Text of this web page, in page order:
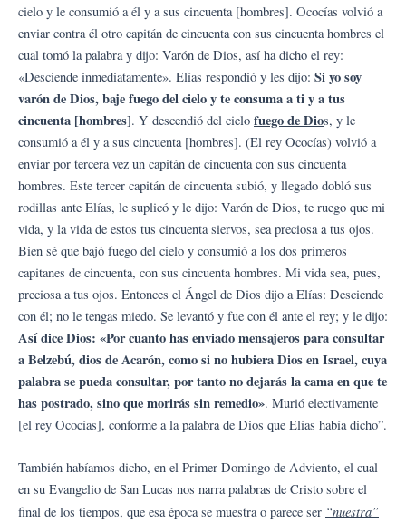
cielo y le consumió a él y a sus cincuenta [hombres]. Ococías volvió a
enviar contra él otro capitán de cincuenta con sus cincuenta hombres el
cual tomó la palabra y dijo: Varón de Dios, así ha dicho el rey:
«Desciende inmediatamente». Elías respondió y les dijo: Si yo soy
varón de Dios, baje fuego del cielo y te consuma a ti y a tus
cincuenta [hombres]. Y descendió del cielo fuego de Dios, y le
consumió a él y a sus cincuenta [hombres]. (El rey Ococías) volvió a
enviar por tercera vez un capitán de cincuenta con sus cincuenta
hombres. Este tercer capitán de cincuenta subió, y llegado dobló sus
rodillas ante Elías, le suplicó y le dijo: Varón de Dios, te ruego que mi
vida, y la vida de estos tus cincuenta siervos, sea preciosa a tus ojos.
Bien sé que bajó fuego del cielo y consumió a los dos primeros
capitanes de cincuenta, con sus cincuenta hombres. Mi vida sea, pues,
preciosa a tus ojos. Entonces el Ángel de Dios dijo a Elías: Desciende
con él; no le tengas miedo. Se levantó y fue con él ante el rey; y le dijo:
Así dice Dios: «Por cuanto has enviado mensajeros para consultar
a Belzebú, dios de Acarón, como si no hubiera Dios en Israel, cuya
palabra se pueda consultar, por tanto no dejarás la cama en que te
has postrado, sino que morirás sin remedio». Murió electivamente
[el rey Ococías], conforme a la palabra de Dios que Elías había dicho”.
También habíamos dicho, en el Primer Domingo de Adviento, el cual
en su Evangelio de San Lucas nos narra palabras de Cristo sobre el
final de los tiempos, que esa época se muestra o parece ser “nuestra”